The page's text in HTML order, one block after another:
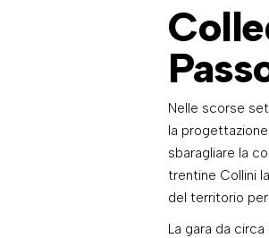
Nelle scorse
la
sbaragliare la
trentine Collini
del territorio
La gara da